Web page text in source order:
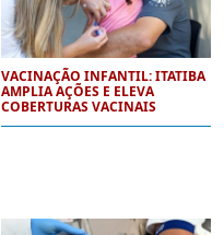
VACINAÇÃO INFANTIL: ITATIBA
AMPLIA AÇÕES E ELEVA
COBERTURAS VACINAIS